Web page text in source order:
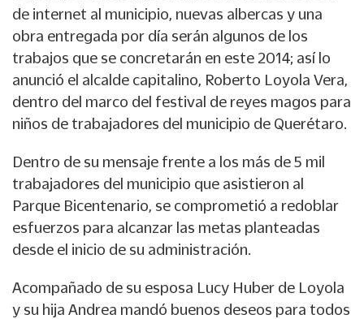
de internet al municipio, nuevas albercas y una
obra entregada por día serán algunos de los
trabajos que se concretarán en este 2014; así lo
anunció el alcalde capitalino, Roberto Loyola Vera,
dentro del marco del festival de reyes magos para
niños de trabajadores del municipio de Querétaro.
Dentro de su mensaje frente a los más de 5 mil
trabajadores del municipio que asistieron al
Parque Bicentenario, se comprometió a redoblar
esfuerzos para alcanzar las metas planteadas
desde el inicio de su administración.
Acompañado de su esposa Lucy Huber de Loyola
y su hija Andrea mandó buenos deseos para todos